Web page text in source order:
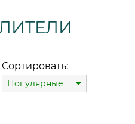
Сортировать:
Популярные